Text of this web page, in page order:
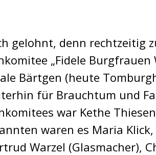
gelohnt, denn rechtzeitig
„Fidele Burgfrauen
Bärtgen (heute
für Brauchtum und
war Kethe
waren es Maria
Warzel (Glasmacher),